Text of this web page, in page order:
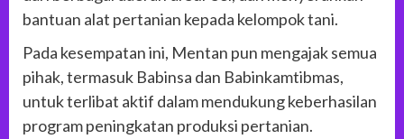
bantuan alat pertanian kepada kelompok tani.
Pada kesempatan ini, Mentan pun mengajak semua
pihak, termasuk Babinsa dan Babinkamtibmas,
untuk terlibat aktif dalam mendukung keberhasilan
program peningkatan produksi pertanian.